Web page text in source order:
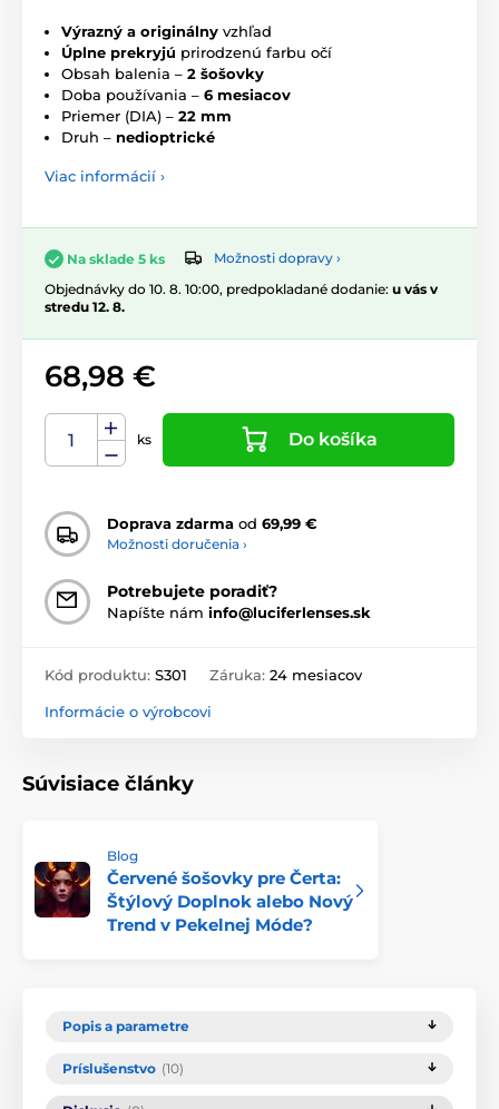
Výrazný a originálny vzhľad
Úplne prekryjú prirodzenú farbu očí
Obsah balenia – 2 šošovky
Doba používania – 6 mesiacov
Priemer (DIA) – 22 mm
Druh – nedioptrické
Viac informácií ›
Na sklade 5 ks
Možnosti dopravy ›
Objednávky do 10. 8. 10:00, predpokladané dodanie: u vás v
stredu 12. 8.
68,98 €
ks Do košíka
Doprava zdarma od 69,99 €
Možnosti doručenia ›
Potrebujete poradiť?
Napíšte nám info@luciferlenses.sk
Kód produktu: S301 Záruka: 24 mesiacov
Informácie o výrobcovi
Súvisiace články
Blog
Červené šošovky pre Čerta:
Štýlový Doplnok alebo Nový
Trend v Pekelnej Móde?
Popis a parametre
Príslušenstvo (10)